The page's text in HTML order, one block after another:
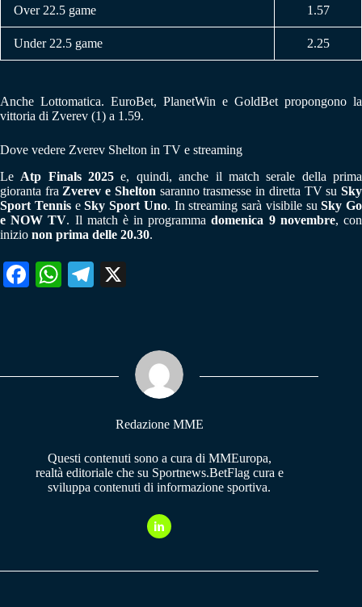
Over 22.5 game 1.57
Under 22.5 game 2.25
Anche Lottomatica. EuroBet, PlanetWin e GoldBet propongono la
vittoria di Zverev (1) a 1.59.
Dove vedere Zverev Shelton in TV e streaming
Le Atp Finals 2025 e, quindi, anche il match serale della prima
gioranta fra Zverev e Shelton saranno trasmesse in diretta TV suSky
Sport TenniseSky Sport Uno. In streaming sarà visibile suSky Go
e NOW TV. Il match è in programmadomenica 9 novembre, con
inizio non prima delle 20.30.
Fa W
pp
Te
m
Redazione MME
Questi contenuti sono a cura di MMEuropa,
realtà editoriale che su Sportnews.BetFlag cura e
sviluppa contenuti di informazione sportiva.